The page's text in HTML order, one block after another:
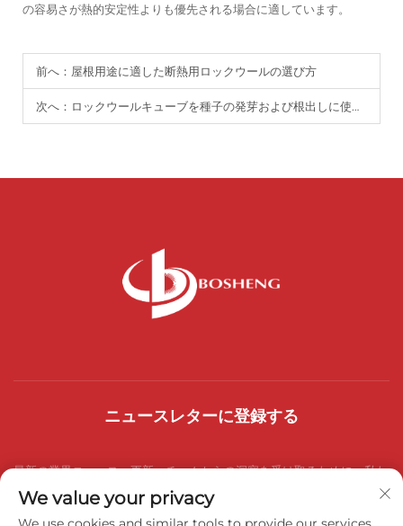
の容易さが熱的安定性よりも優先される場合に適しています。
前へ： 屋根用途に適した断熱用ロックウールの選び方
次へ： ロックウールキューブを種子の発芽および根出しに使用する方法
ニュースレターに登録する
最新の業界ニュース、更新、チームからの洞察を受け取るために、私た
ちのニュースレターにご参加ください。
We value your privacy